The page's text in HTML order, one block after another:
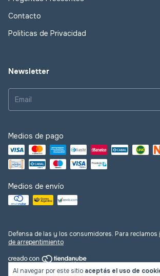
Al navegar por este sitio aceptás el uso de
Contacto
Politicas de Privacidad
Newsletter
Medios de pago
Medios de envío
Defensa de las y los consumidores. Para reclamos
de arrepentimiento
Copyright Las Lupes - 2026. Todos los derechos